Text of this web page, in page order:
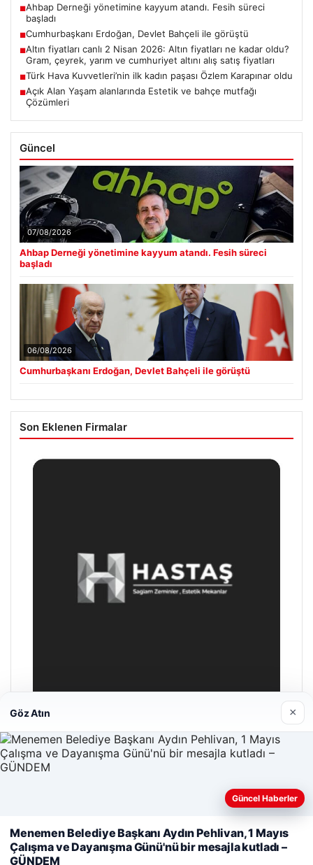
■Ahbap Derneği yönetimine kayyum atandı. Fesih süreci
başladı
■Cumhurbaşkanı Erdoğan, Devlet Bahçeli ile görüştü
■Altın fiyatları canlı 2 Nisan 2026: Altın fiyatları ne kadar oldu?
Gram, çeyrek, yarım ve cumhuriyet altını alış satış fiyatları
■Türk Hava Kuvvetleri’nin ilk kadın paşası Özlem Karapınar oldu
■Açık Alan Yaşam alanlarında Estetik ve bahçe mutfağı
Çözümleri
Güncel
07/08/2026
Ahbap Derneği yönetimine kayyum atandı. Fesih süreci
başladı
06/08/2026
Cumhurbaşkanı Erdoğan, Devlet Bahçeli ile görüştü
Son Eklenen Firmalar
Hastaş Beton
26/05/2026
© 2026 Dijital Hayat – Güncel Haberler
deneyiminizi kişiselleştirmek ve geliştirmek amacıyla çerezler
kullanıyoruz.Çerez Politikamız
Göz Atın ×
Güncel Haberler
Menemen Belediye Başkanı Aydın Pehlivan, 1 Mayıs
Çalışma ve Dayanışma Günü'nü bir mesajla kutladı –
GÜNDEM